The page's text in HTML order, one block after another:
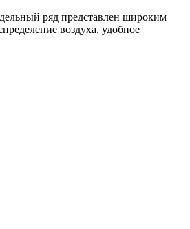
ряд представлен широким
воздуха, удобное